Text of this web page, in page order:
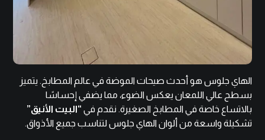
الهاي جلوس هو أحدث صيحات الموضة في عالم المطابخ. يتميز
بسطح عالي اللمعان يعكس الضوء، مما يضفي إحساسًا
بالاتساع خاصة في المطابخ الصغيرة. نقدم في “البيت الأنيق”
تشكيلة واسعة من ألوان الهاي جلوس لتناسب جميع الأذواق.